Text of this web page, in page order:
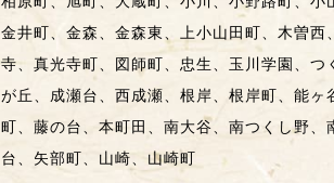
金井町、金森、金森東、上小山田町、木曽
寺、真光寺町、図師町、忠生、玉川学園、
が丘、成瀬台、西成瀬、根岸、根岸町、能
町、藤の台、本町田、南大谷、南つくし野
台、矢部町、山崎、山崎町